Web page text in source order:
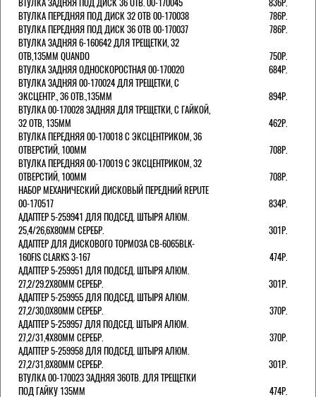
ВТУЛКА ПЕРЕДНЯЯ ПОД ДИСК 32 ОТВ 00-170038
786Р.
ВТУЛКА ПЕРЕДНЯЯ ПОД ДИСК 36 ОТВ 00-170037
786Р.
ВТУЛКА ЗАДНЯЯ 6-160642 ДЛЯ ТРЕЩЕТКИ, 32
ОТВ,135ММ QUANDO
750Р.
ВТУЛКА ЗАДНЯЯ ОДНОСКОРОСТНАЯ 00-170020
684Р.
ВТУЛКА ЗАДНЯЯ 00-170024 ДЛЯ ТРЕЩЕТКИ, С
ЭКСЦЕНТР., 36 ОТВ.,135ММ
894Р.
ВТУЛКА 00-170028 ЗАДНЯЯ ДЛЯ ТРЕЩЕТКИ, С ГАЙКОЙ,
32 ОТВ, 135ММ
462Р.
ВТУЛКА ПЕРЕДНЯЯ 00-170018 С ЭКСЦЕНТРИКОМ, 36
ОТВЕРСТИЙ, 100ММ
708Р.
ВТУЛКА ПЕРЕДНЯЯ 00-170019 С ЭКСЦЕНТРИКОМ, 32
ОТВЕРСТИЙ, 100ММ
708Р.
НАБОР МЕХАНИЧЕСКИЙ ДИСКОВЫЙ ПЕРЕДНИЙ REPUTE
00-170517
834Р.
АДАПТЕР 5-259941 ДЛЯ ПОДСЕД. ШТЫРЯ АЛЮМ.
25,4/26,6Х80ММ СЕРЕБР.
301Р.
АДАПТЕР ДЛЯ ДИСКОВОГО ТОРМОЗА CB-6065BLK-
160FIS CLARKS 3-167
474Р.
АДАПТЕР 5-259951 ДЛЯ ПОДСЕД. ШТЫРЯ АЛЮМ.
27,2/29.2Х80ММ СЕРЕБР.
301Р.
АДАПТЕР 5-259955 ДЛЯ ПОДСЕД. ШТЫРЯ АЛЮМ.
27,2/30,0Х80ММ СЕРЕБР.
370Р.
АДАПТЕР 5-259957 ДЛЯ ПОДСЕД. ШТЫРЯ АЛЮМ.
27,2/31,4Х80ММ СЕРЕБР.
370Р.
АДАПТЕР 5-259958 ДЛЯ ПОДСЕД. ШТЫРЯ АЛЮМ.
27,2/31,8Х80ММ СЕРЕБР.
301Р.
ВТУЛКА 00-170023 ЗАДНЯЯ 36ОТВ. ДЛЯ ТРЕЩЕТКИ
ПОД ГАЙКУ 135ММ
474Р.